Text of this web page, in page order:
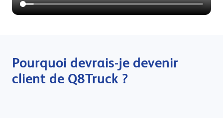
Pourquoi devrais-je devenir
client de Q8Truck ?